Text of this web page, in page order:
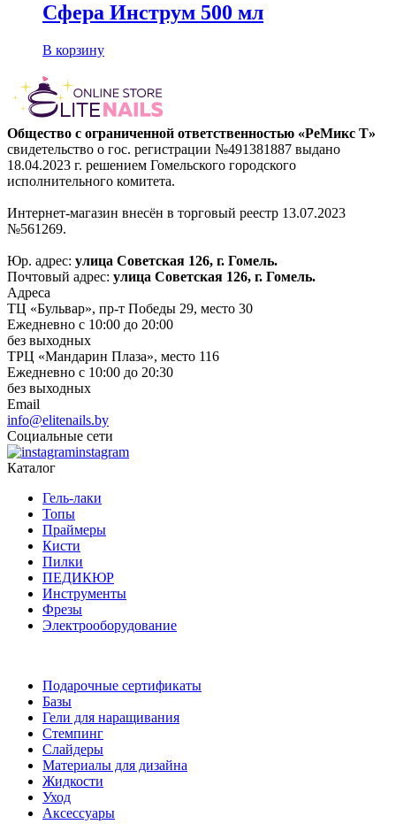
Сфера Инструм 500 мл
В корзину
Общество с ограниченной ответственностью «РеМикс Т»
свидетельство о гос. регистрации №491381887 выдано
18.04.2023 г. решением Гомельского городского
исполнительного комитета.
Интернет-магазин внесён в торговый реестр 13.07.2023
№561269.
Юр. адрес: улица Советская 126, г. Гомель.
Почтовый адрес: улица Советская 126, г. Гомель.
Адреса
ТЦ «Бульвар», пр-т Победы 29, место 30
Ежедневно с 10:00 до 20:00
без выходных
ТРЦ «Мандарин Плаза», место 116
Ежедневно с 10:00 до 20:30
без выходных
Email
info@elitenails.by
Социальные сети
instagram
Каталог
Гель-лаки
Топы
Праймеры
Кисти
Пилки
ПЕДИКЮР
Инструменты
Фрезы
Электрооборудование
Подарочные сертификаты
Базы
Гели для наращивания
Стемпинг
Слайдеры
Материалы для дизайна
Жидкости
Уход
Аксессуары